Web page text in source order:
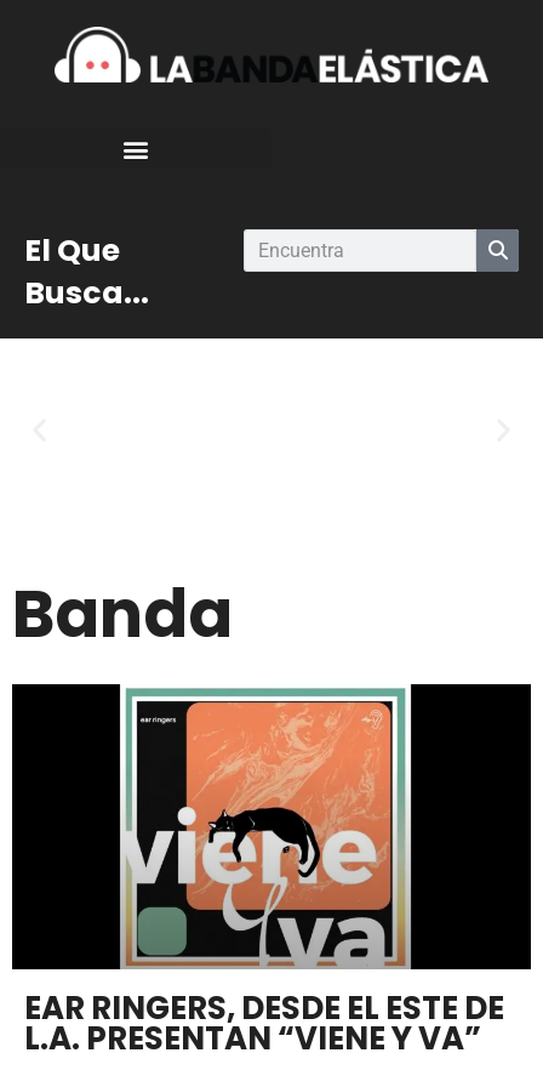
El Que
Busca...
Banda
EAR RINGERS, DESDE EL ESTE DE
L.A. PRESENTAN “VIENE Y VA”